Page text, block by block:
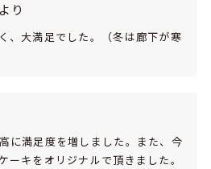
り
、大満足でした。（冬は廊下が寒
に満足度を増しました。また、今
ーキをオリジナルで頂きました。